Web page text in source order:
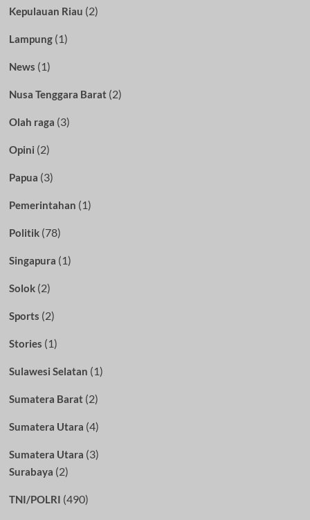
Kepulauan Riau (2)
Lampung(1)
News (1)
Nusa Tenggara Barat(2)
Olah raga (3)
Opini (2)
Papua (3)
Pemerintahan (1)
Politik(78)
Singapura (1)
Solok(2)
Sports (2)
Stories (1)
Sulawesi Selatan (1)
Sumatera Barat(2)
Sumatera Utara (4)
Sumatera Utara (3)
Surabaya (2)
TNI/POLRI (490)